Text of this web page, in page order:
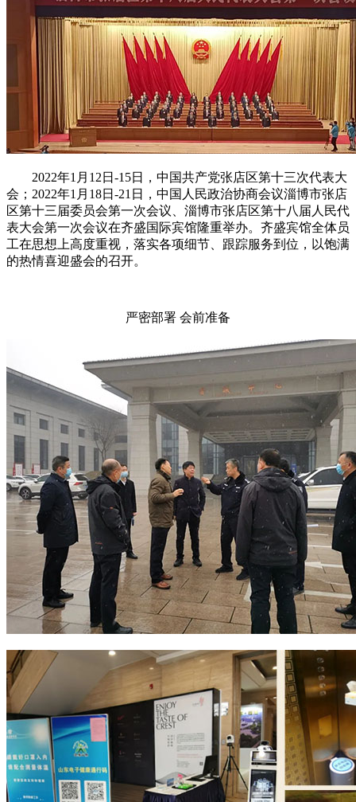
2022年1月12日-15日，中国共产党张店区第十三次代表大
会；2022年1月18日-21日，中国人民政治协商会议淄博市张店
区第十三届委员会第一次会议、淄博市张店区第十八届人民代
表大会第一次会议在齐盛国际宾馆隆重举办。齐盛宾馆全体员
工在思想上高度重视，落实各项细节、跟踪服务到位，以饱满
的热情喜迎盛会的召开。
严密部署 会前准备